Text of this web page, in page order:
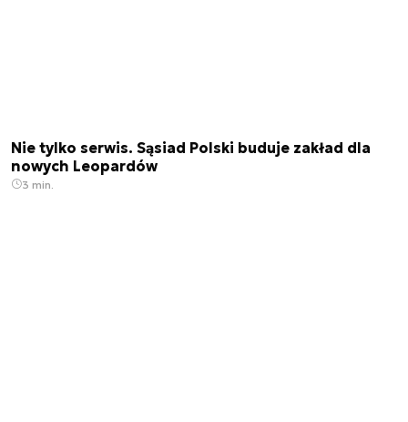
Nie tylko serwis. Sąsiad Polski buduje zakład dla
nowych Leopardów
3 min.